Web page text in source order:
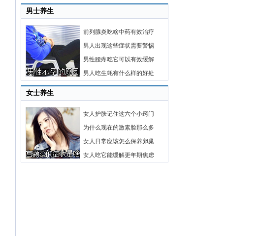
男士养生
前列腺炎吃啥中药有效治疗
男人出现这些症状需要警惕
男性腰疼吃它可以有效缓解
男人吃生蚝有什么样的好处
女士养生
女人护肤记住这六个小窍门
为什么现在的激素脸那么多
女人日常应该怎么保养卵巢
女人吃它能缓解更年期焦虑